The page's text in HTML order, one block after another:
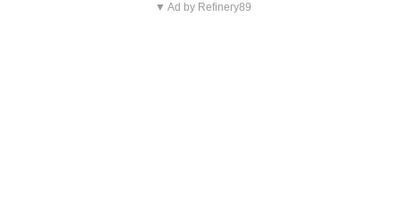
▼ Ad by Refinery89